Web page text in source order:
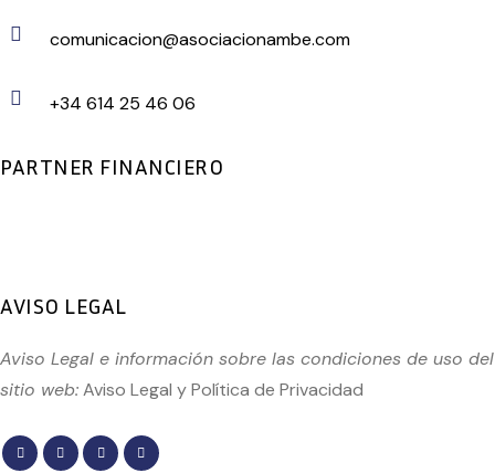
comunicacion@asociacionambe.com
+34 614 25 46 06
PARTNER FINANCIERO
AVISO LEGAL
Aviso Legal e información sobre las condiciones de uso del
sitio web:Aviso Legal yPolítica de Privacidad